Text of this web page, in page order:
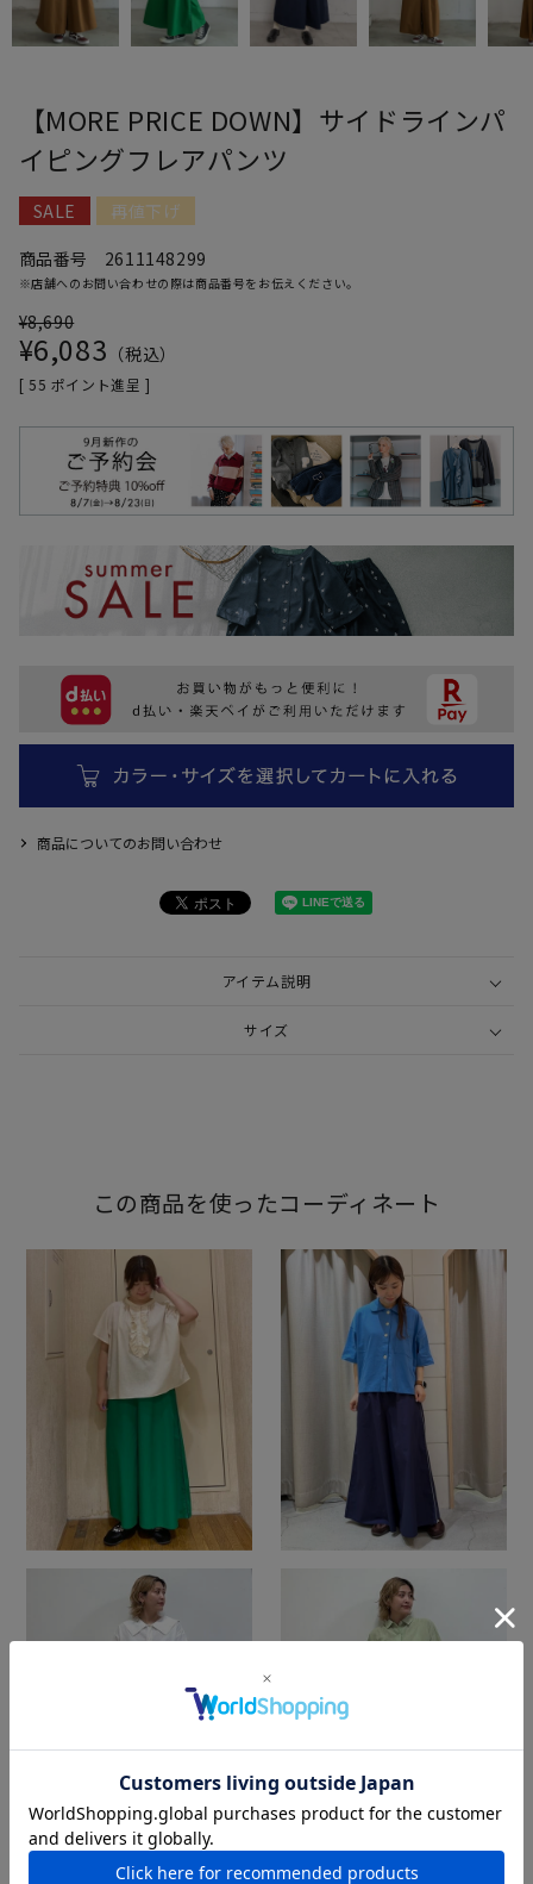
【MORE PRICE DOWN】サイドラインパ
イピングフレアパンツ
SALE
再値下げ
商品番号
2611148299
※店舗へのお問い合わせの際は商品番号をお伝えください。
¥8,690
¥6,083 税込
[ 55 ポイント進呈 ]
商品についてのお問い合わせ
アイテム説明
サイズ
この商品を使ったコーディネート